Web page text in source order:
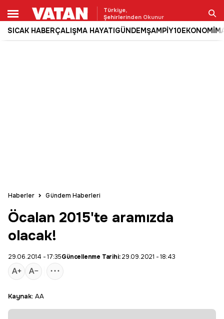
Türkiye,
Şehirlerinden Okunur
SICAK HABERÇALIŞMA HAYATIGÜNDEMŞAMPİY10EKONOMİ
Ara
Haberler Gündem Haberleri
Öcalan 2015'te aramızda
olacak!
29.06.2014 - 17:35Güncellenme Tarihi:29.09.2021 - 18:43
Kaynak: AA